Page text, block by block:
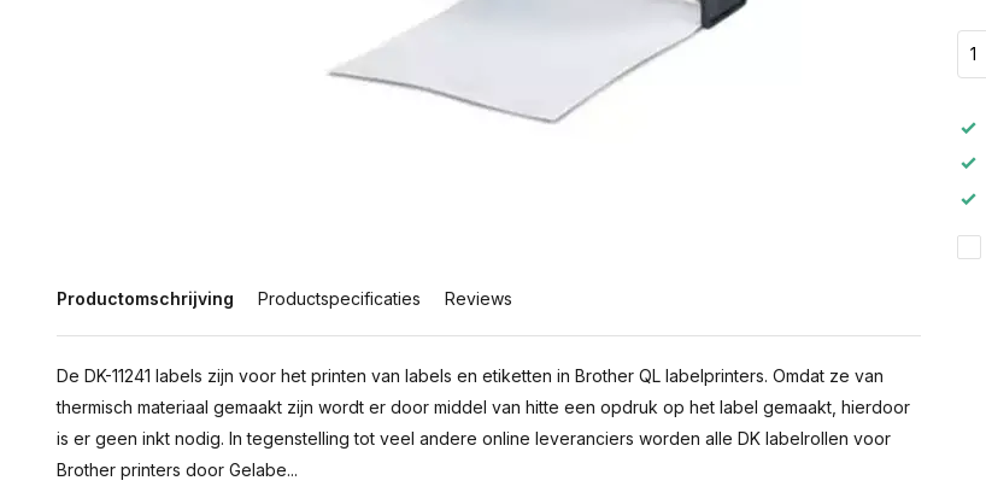
Productomschrijving Productspecificaties Reviews
De DK-11241 labels zijn voor het printen van labels en etiketten in Brother QL labelprinters. Omdat ze van
thermisch materiaal gemaakt zijn wordt er door middel van hitte een opdruk op het label gemaakt, hierdoor
is er geen inkt nodig. In tegenstelling tot veel andere online leveranciers worden alle DK labelrollen voor
Brother printers door Gelabe...